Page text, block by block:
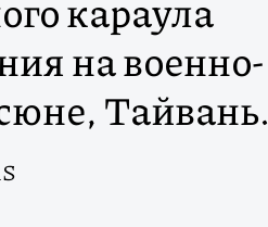
караула
на военно-
Тайвань.